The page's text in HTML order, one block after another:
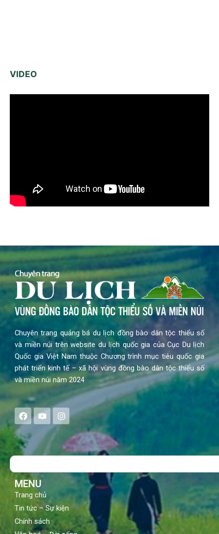
VIDEO
Chuyên trang quảng bá du lịch đồng bào dân tộc thiểu số
và miền núi trên website du lịch quốc gia của Cục Du lịch
Quốc gia Việt Nam thuộc Chương trình mục tiêu quốc gia
phát triển kinh tế – xã hội vùng đồng bào dân tộc thiểu số
và miền núi năm 2024
F
a
e
b
o
Y
o
t
u
b
I
n
s
a
g
Search
MENU
Trang chủ
Tin tức – Sự kiện
Chính sách